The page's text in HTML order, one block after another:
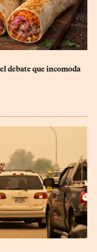
debate que incomoda